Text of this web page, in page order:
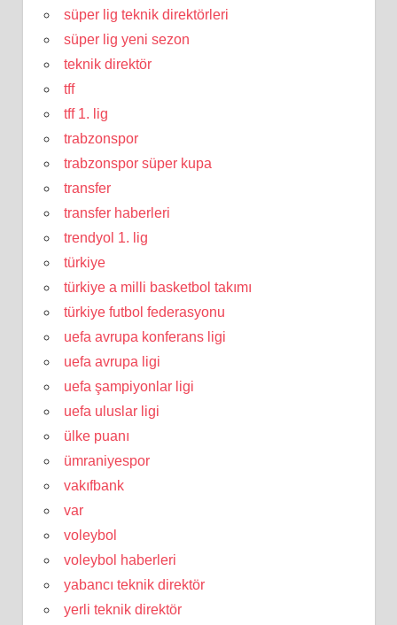
süper lig teknik direktörleri
süper lig yeni sezon
teknik direktör
tff
tff 1. lig
trabzonspor
trabzonspor süper kupa
transfer
transfer haberleri
trendyol 1. lig
türkiye
türkiye a milli basketbol takımı
türkiye futbol federasyonu
uefa avrupa konferans ligi
uefa avrupa ligi
uefa şampiyonlar ligi
uefa uluslar ligi
ülke puanı
ümraniyespor
vakıfbank
var
voleybol
voleybol haberleri
yabancı teknik direktör
yerli teknik direktör